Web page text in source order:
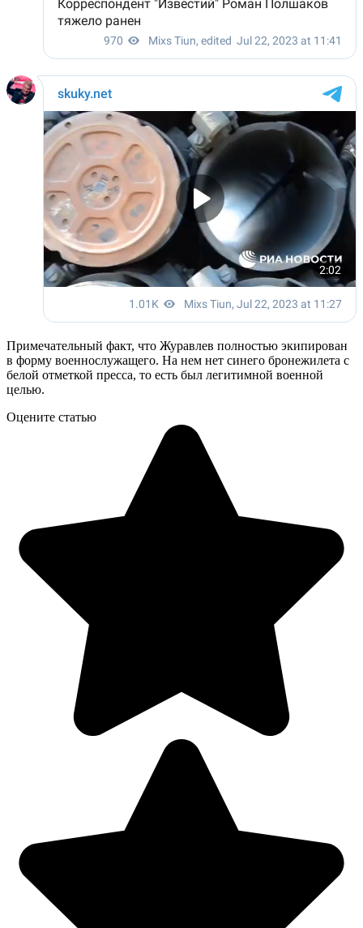
Примечательный факт, что Журавлев полностью экипирован
в форму военнослужащего. На нем нет синего бронежилета с
белой отметкой пресса, то есть был легитимной военной
целью.
Оцените статью